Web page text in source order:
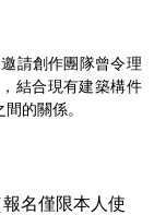
請創作團隊曾令理
結合現有建築構件
的關係。
名僅限本人使